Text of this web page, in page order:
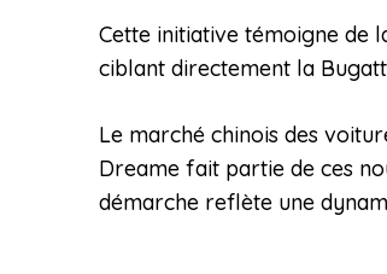
Cette initiative témoigne de
ciblant directement la
Le marché chinois des
Dreame fait partie de ces
démarche reflète une